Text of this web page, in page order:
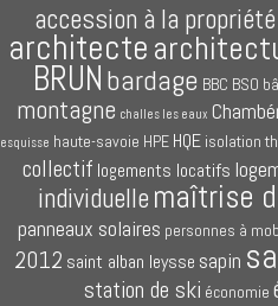
accession à la propriété
architecte
BRUNbardage BBC BSO
montagne challes les eaux
esquisse haute-savoie HPE HQE isolation
collectif logements locatifs
individuelle maîtrise
panneaux solaires personnes à
2012 saint alban leysse sapin
station de ski économie